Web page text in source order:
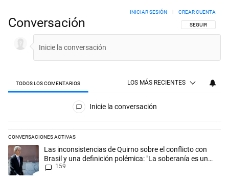
Conversación SIGA ESTA
SEGUIR
INICIAR SESIÓN CREAR CUENTA
TODOS LOS COMENTARIOS LOS MÁS RECIENTES
Todos los comentarios
Inicie la conversación
CONVERSACIONES ACTIVAS
Este listado muestra los artículos con más comentarios en los
Un artículo de tendencia con el título "Las inconsistencias de Quirno
Las inconsistencias de Quirno sobre el conflicto con
Brasil y una definición polémica: "La soberanía es un
concepto antiguo"
159